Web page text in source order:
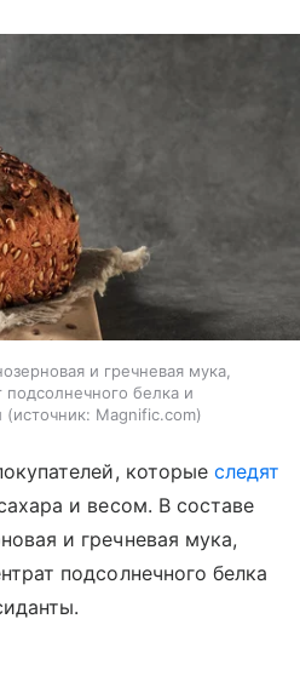
и гречневая мука,
подсолнечного белка и
источник: Magnific.com
которыеследят
и весом. В составе
и гречневая мука,
подсолнечного белка